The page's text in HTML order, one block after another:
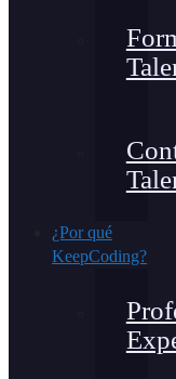
¿Por qué
KeepCoding?